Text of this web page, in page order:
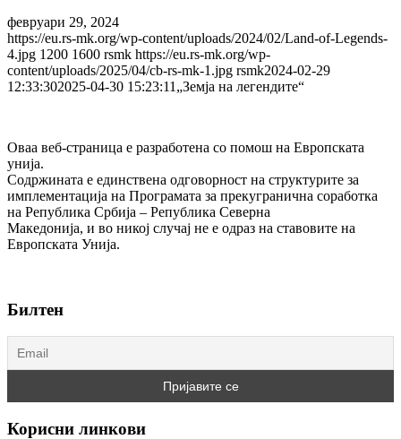
февруари 29, 2024
https://eu.rs-mk.org/wp-content/uploads/2024/02/Land-of-Legends-
4.jpg 1200 1600 rsmk https://eu.rs-mk.org/wp-
content/uploads/2025/04/cb-rs-mk-1.jpg rsmk2024-02-29
12:33:302025-04-30 15:23:11 „Земја на легендите“
Оваа веб-страница e разработена со помош на Европската
унија.
Содржината е единствена одговорност на структурите за
имплементација на Програмата за прекугранична соработка
на Република Србија – Република Северна
Македонија, и во никој случај не е одраз на ставовите на
Европската Унија.
Билтен
Корисни линкови